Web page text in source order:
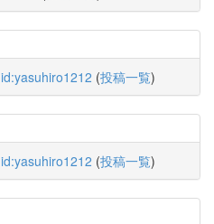
id:yasuhiro1212 (投稿一覧)
id:yasuhiro1212 (投稿一覧)